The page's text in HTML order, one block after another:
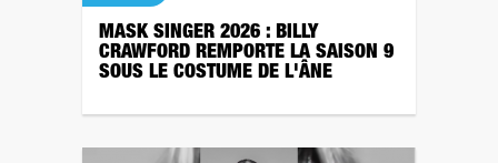
MASK SINGER 2026 : BILLY
CRAWFORD REMPORTE LA SAISON 9
SOUS LE COSTUME DE L'ÂNE